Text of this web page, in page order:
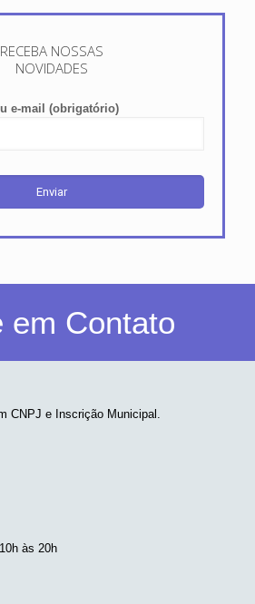
RECEBA NOSSAS
NOVIDADES
e-mail (obrigatório)
em Contato
CNPJ e Inscrição Municipal.
às 20h